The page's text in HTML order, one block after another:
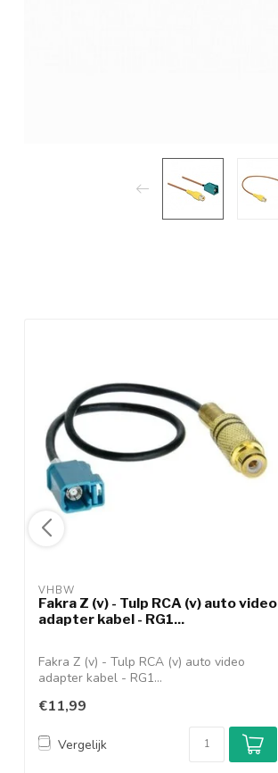
VHBW
Fakra Z (v) - Tulp RCA (v) auto video
adapter kabel - RG1...
Fakra Z (v) - Tulp RCA (v) auto video
adapter kabel - RG1...
€11,99
Vergelijk